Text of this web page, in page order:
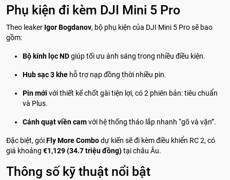
Phụ kiện đi kèm DJI Mini 5 Pro
Theo leaker Igor Bogdanov, bộ phụ kiện của DJI Mini 5 Pro sẽ bao
gồm:
Bộ kính lọc NDgiúp tối ưu ánh sáng trong nhiều điều kiện.
Hub sạc 3 khe hỗ trợ nạp đồng thời nhiều pin.
Pin mới với thiết kế chốt gài tiện lợi, có 2 phiên bản: tiêu chuẩn
và Plus.
Cánh quạt viền camvới hệ thống tháo lắp nhanh “gõ và vặn”.
Đặc biệt, góiFly More Combodự kiến sẽ đi kèm điều khiển RC 2, có
giá khoảng €1,129 (34.7 triệu đồng)tại châu Âu.
Thông số kỹ thuật nổi bật